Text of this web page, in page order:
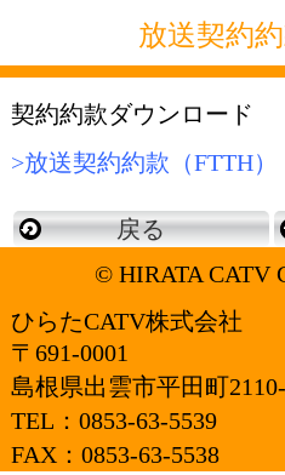
放送契約
契約約款ダウンロード
>放送契約約款（FTTH）
戻る
© HIRATA CATV
ひらたCATV株式会社
〒691-0001
島根県出雲市平田町
TEL： 0853-63-5539
FAX：0853-63-5538